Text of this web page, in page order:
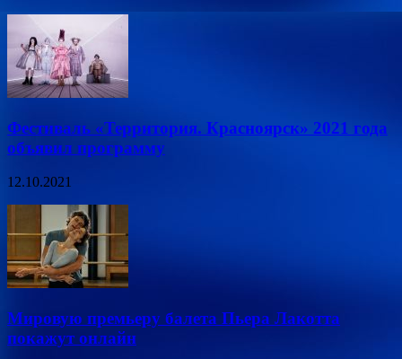
Фестиваль «Территория. Красноярск» 2021 года
объявил программу
12.10.2021
Мировую премьеру балета Пьера Лакотта
покажут онлайн